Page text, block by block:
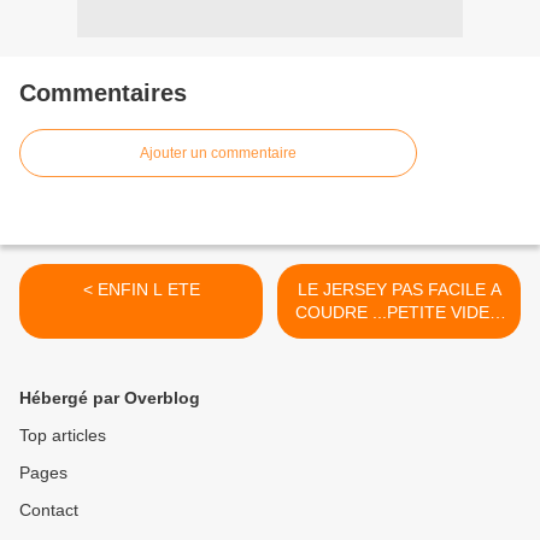
Commentaires
Ajouter un commentaire
< ENFIN L ETE
LE JERSEY PAS FACILE A
COUDRE ...PETITE VIDEO
>
Hébergé par Overblog
Top articles
Pages
Contact